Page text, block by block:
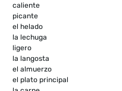
caliente
picante
el helado
la lechuga
ligero
la langosta
el almuerzo
el plato principal